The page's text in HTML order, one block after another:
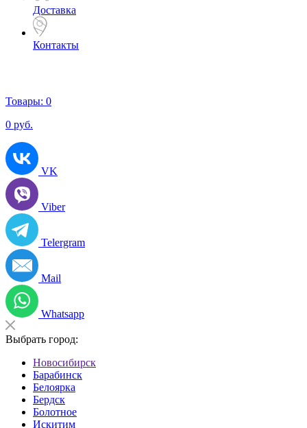
Доставка
Контакты
Товары: 0
0 руб.
VK
Viber
Telergram
Mail
Whatsapp
Выбрать город:
Новосибирск
Барабинск
Белоярка
Бердск
Болотное
Искитим